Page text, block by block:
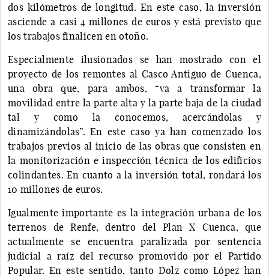
dos kilómetros de longitud. En este caso, la inversión
asciende a casi 4 millones de euros y está previsto que
los trabajos finalicen en otoño.
Especialmente ilusionados se han mostrado con el
proyecto de los remontes al Casco Antiguo de Cuenca,
una obra que, para ambos, “va a transformar la
movilidad entre la parte alta y la parte baja de la ciudad
tal y como la conocemos, acercándolas y
dinamizándolas”. En este caso ya han comenzado los
trabajos previos al inicio de las obras que consisten en
la monitorización e inspección técnica de los edificios
colindantes. En cuanto a la inversión total, rondará los
10 millones de euros.
Igualmente importante es la integración urbana de los
terrenos de Renfe, dentro del Plan X Cuenca, que
actualmente se encuentra paralizada por sentencia
judicial a raíz del recurso promovido por el Partido
Popular. En este sentido, tanto Dolz como López han